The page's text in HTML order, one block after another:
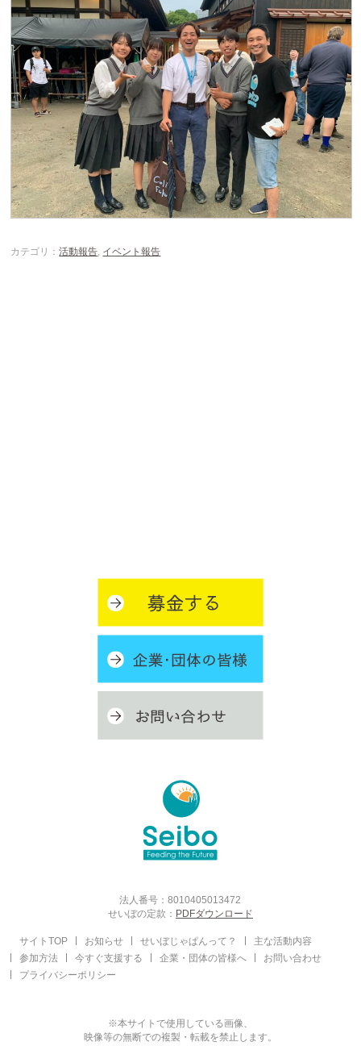
カテゴリ：活動報告 イベント報告
法人番号：8010405013472
せいぼの定款： PDFダウンロード
サイトTOP お知らせ せいぼじゃぱんって？
主な活動内容
参加方法
今すぐ支援する 企業・団体の皆様へ
お問い合わせ
プライバシーポリシー
※本サイトで使用している画像、
映像等の無断での複製・転載を禁止します。